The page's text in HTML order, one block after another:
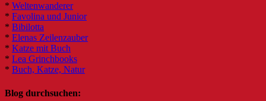
* Weltenwanderer
* Favolina und Junior
* Bibilotta
* Elenas Zeilenzauber
* Katze mit Buch
* Lea Grinchbooks
* Buch, Katze, Natur
Blog durchsuchen: